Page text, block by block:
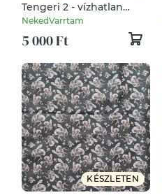
Tengeri 2 - vízhatlan
gyöngyvászon
NekedVarrtam
5 000 Ft
KÉSZLETEN